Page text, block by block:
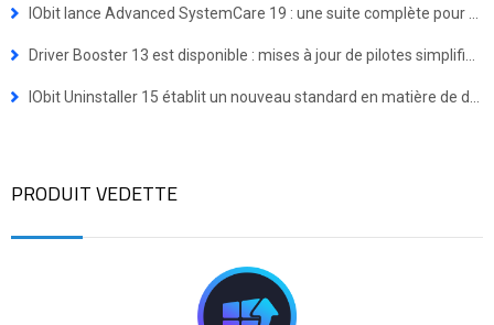
PRODUIT VEDETTE